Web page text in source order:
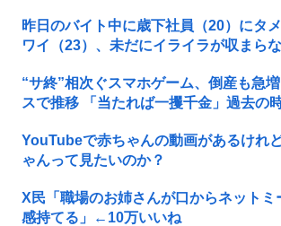
昨日のバイト中に歳下社員（20）にタ
ワイ（23）、未だにイライラが収まら
“サ終”相次ぐスマホゲーム、倒産も急
スで推移 「当たれば一攫千金」過去の
YouTubeで赤ちゃんの動画があるけれ
ゃんって見たいのか？
X民「職場のお姉さんが口からネットミ
感持てる」←10万いいね